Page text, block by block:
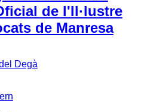
de l'Il·lustre
de Manresa
Degà